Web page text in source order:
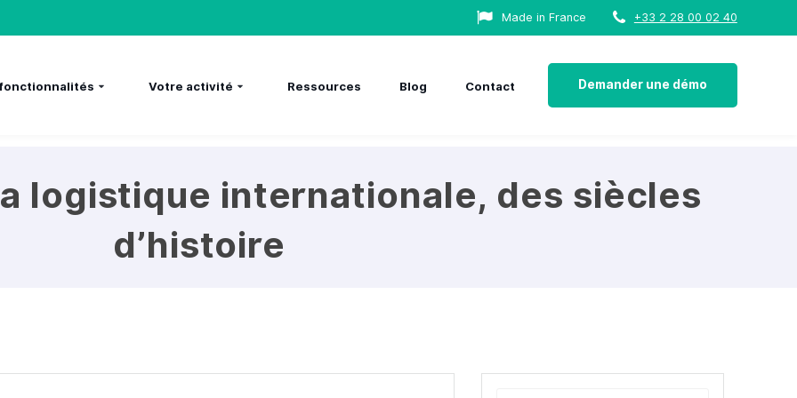
Made in France +33 2 28 00 02 40
Votre activité Ressources Blog Contact Demander une démo
logistique internationale, des siècles
d’histoire